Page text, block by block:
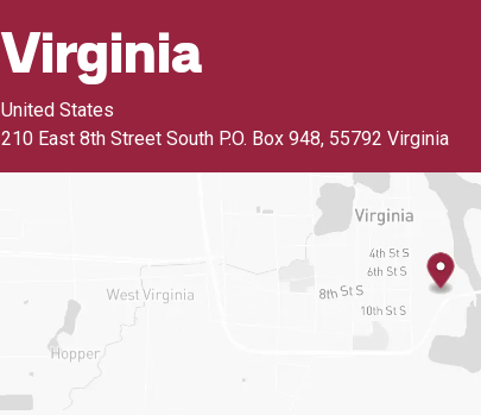
Virginia
United States
210 East 8th Street South P.O. Box 948, 55792 Virginia